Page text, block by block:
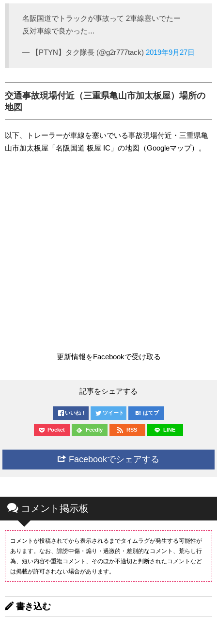
名阪国道でトラックが事故って 2車線塞いでたー
反対車線で良かった…
— 【PTYN】タク隊長 (@g2r777tack) 2019年9月27日
交通事故現場付近（三重県亀山市加太板屋）場所の
地図
以下、トレーラーが車線を塞いでいる事故現場付近・三重県亀
山市加太板屋「名阪国道 板屋 IC」の地図（Googleマップ）。
更新情報をFacebookで受け取る
記事をシェアする
いいね！ ツイート はてブ
Pocket Feedly RSS LINE
Facebookでシェアする
コメント掲示板
コメントが投稿されてから表示されるまでタイムラグが発生する可能性が
あります。なお、誹謗中傷・煽り・過激的・差別的なコメント、荒らし行
為、短い内容や重複コメント、そのほか不適切と判断されたコメントなど
は掲載が許可されない場合があります。
書き込む